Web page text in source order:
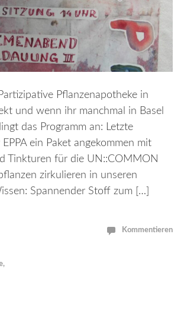
Pflanzenapotheke in
und wenn ihr manchmal in Basel
das Programm an: Letzte
ein Paket angekommen mit
Tinkturen für die UN::COMMON
zirkulieren in unseren
Spannender Stoff zum […]
,
Kommentieren